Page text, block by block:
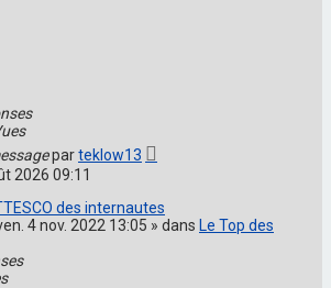
parteklow13
2026 09:11
des internautes
4 nov. 2022 13:05 » dans Le Top des